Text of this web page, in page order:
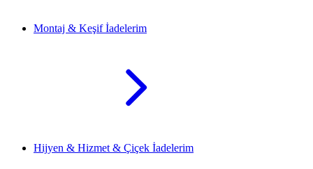
Montaj & Keşif İadelerim
Hijyen & Hizmet & Çiçek İadelerim